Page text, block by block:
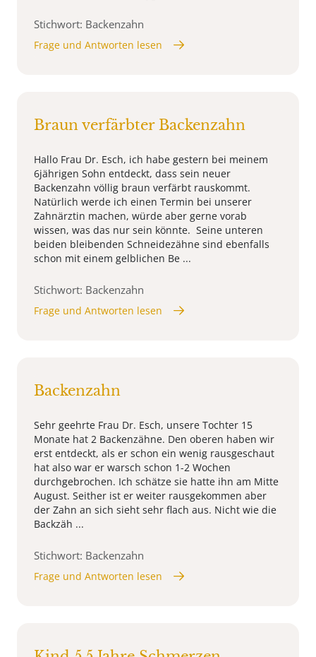
Stichwort: Backenzahn
Frage und Antworten lesen
Braun verfärbter Backenzahn
Hallo Frau Dr. Esch, ich habe gestern bei meinem
6jährigen Sohn entdeckt, dass sein neuer
Backenzahn völlig braun verfärbt rauskommt.
Natürlich werde ich einen Termin bei unserer
Zahnärztin machen, würde aber gerne vorab
wissen, was das nur sein könnte. Seine unteren
beiden bleibenden Schneidezähne sind ebenfalls
schon mit einem gelblichen Be ...
Stichwort: Backenzahn
Frage und Antworten lesen
Backenzahn
Sehr geehrte Frau Dr. Esch, unsere Tochter 15
Monate hat 2 Backenzähne. Den oberen haben wir
erst entdeckt, als er schon ein wenig rausgeschaut
hat also war er warsch schon 1-2 Wochen
durchgebrochen. Ich schätze sie hatte ihn am Mitte
August. Seither ist er weiter rausgekommen aber
der Zahn an sich sieht sehr flach aus. Nicht wie die
Backzäh ...
Stichwort: Backenzahn
Frage und Antworten lesen